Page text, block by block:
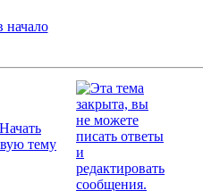
начало